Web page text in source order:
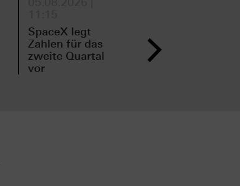
SpaceX legt
Zahlen für das
zweite Quartal
vor
04